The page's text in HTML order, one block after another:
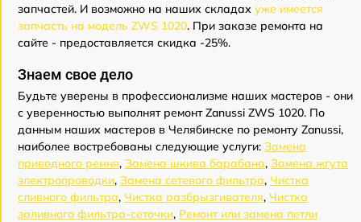
запчастей. И возможно на наших складах уже имеется
запчасть на модель ZWS 1020. При заказе ремонта на
сайте - предоставляется скидка -25%.
Знаем свое дело
Будьте уверены в профессионализме наших мастеров - они
с уверенностью выполнят ремонт Zanussi ZWS 1020. По
данным наших мастеров в Челябинске по ремонту Zanussi,
наиболее востребованы следующие услуги: Замена
приводного ремня, Замена шкива барабана, Замена жгута
электропроводки, Замена сетевого фильтра, Чистка
сливного фильтра, Чистка разбрызгивателя, Чистка
заливного фильтра-сеточки, Ремонт или замена петли